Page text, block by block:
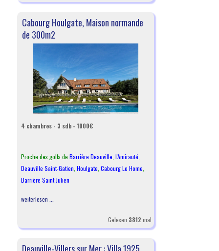
Cabourg Houlgate, Maison normande
de 300m2
4 chambres - 3 sdb - 1000€
Proche des golfs de Barrière Deauville l'Amirauté
Deauville Saint-Gatien Houlgate Cabourg Le Home
Barrière Saint Julien
weiterlesen ...
Gelesen 3812 mal